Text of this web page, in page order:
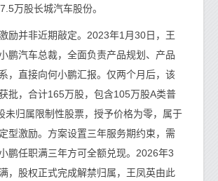
万股长城汽车股份。
并非近期敲定。2023年1月30日，王
鹏汽车总裁，全面负责产品规划、产品
，直接向何小鹏汇报。仅两个月后，该
批，合计165万股，包含105万股A类普
未归属限制性股票，授予价格为零，属于
型激励。方案设置三年服务期约束，需
鹏任职满三年方可全额兑现。2026年3
，股权正式完成解禁归属，王凤英由此